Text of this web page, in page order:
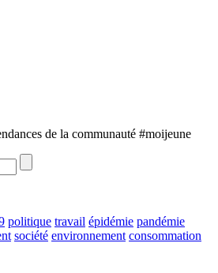
de la communauté #moijeune
politique travail épidémie pandémie
société environnement consommation